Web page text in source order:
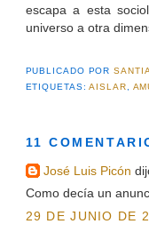
escapa a esta
universo a otra
PUBLICADO POR
ETIQUETAS:AISLAR,
11
José Luis Picón
Como decía un
29 DE JUNIO DE